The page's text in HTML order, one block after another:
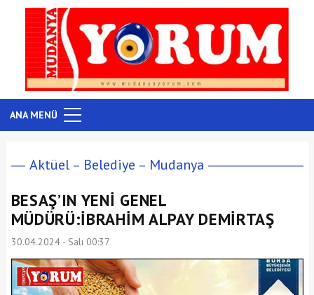
ANA MENÜ
Aktüel Belediye Mudanya
BESAŞ’IN YENİ GENEL
MÜDÜRÜ:İBRAHİM ALPAY DEMİRTAŞ
30.04.2024 - Salı 00:37